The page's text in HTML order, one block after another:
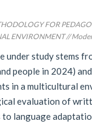
FOR
ENVIRONMENT //
under study stems
people in 2024)
in a multicultural
evaluation of
to language